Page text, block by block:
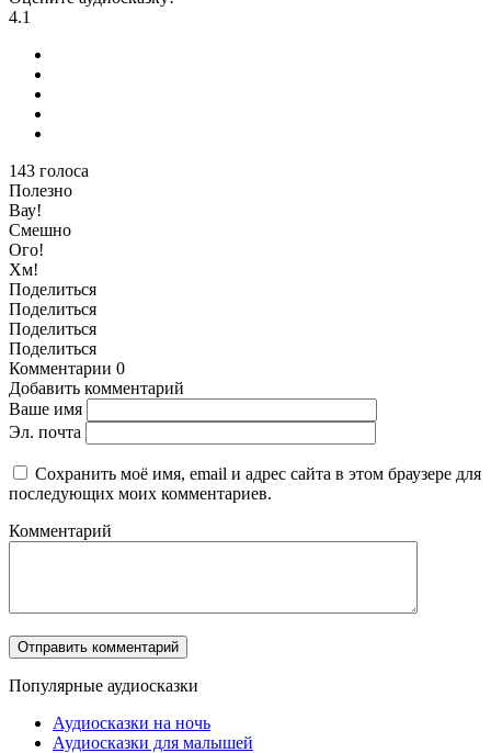
4.1
143 голоса
Полезно
Вау!
Смешно
Ого!
Хм!
Поделиться
Поделиться
Поделиться
Поделиться
Комментарии 0
Добавить комментарий
Ваше имя
Эл. почта
Сохранить моё имя, email и адрес сайта в этом браузере для
последующих моих комментариев.
Комментарий
Популярные аудиосказки
Аудиосказки на ночь
Аудиосказки для малышей